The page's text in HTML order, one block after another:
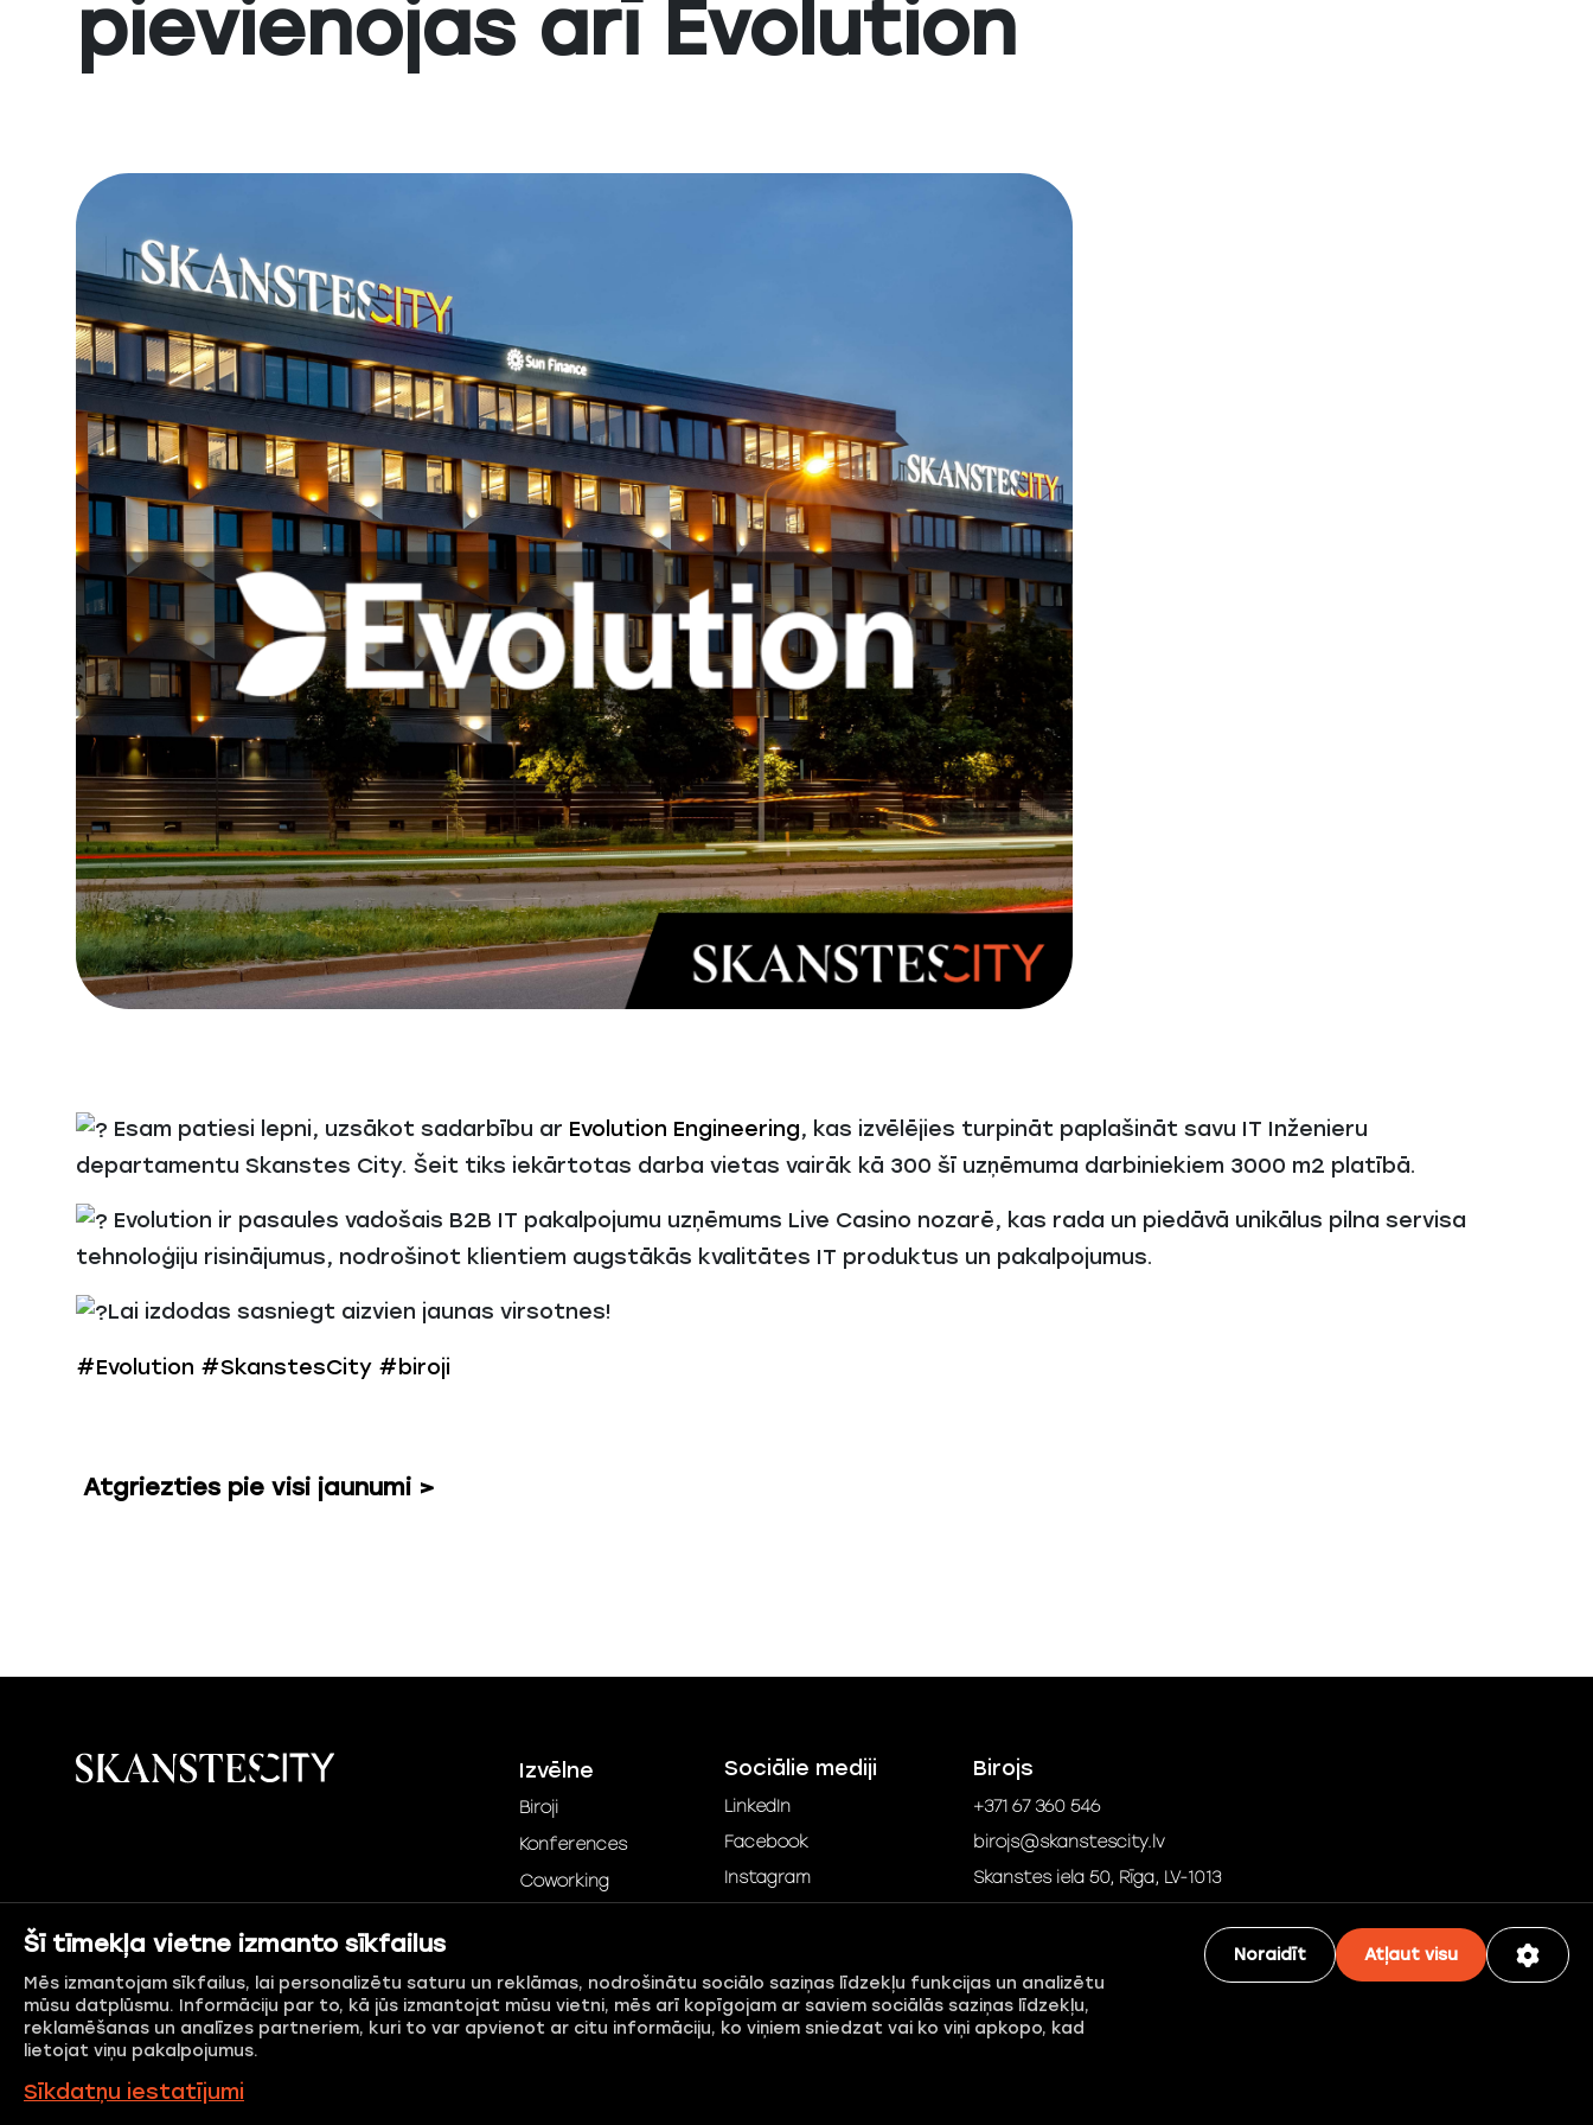
Šī tīmekļa vietne izmanto sīkfailus
Mēs izmantojam sīkfailus, lai personalizētu saturu un reklāmas, nodrošinātu sociālo saziņas līdzekļu funkcijas un analizētu
mūsu datplūsmu. Informāciju par to, kā jūs izmantojat mūsu vietni, mēs arī kopīgojam ar saviem sociālās saziņas līdzekļu,
reklamēšanas un analīzes partneriem, kuri to var apvienot ar citu informāciju, ko viņiem sniedzat vai ko viņi apkopo, kad
lietojat viņu pakalpojumus.
Sīkdatņu iestatījumi
Noraidīt Atļaut visu
pievienojas arī Evolution
Esam patiesi lepni, uzsākot sadarbību ar Evolution Engineering, kas izvēlējies turpināt paplašināt savu IT Inženieru
departamentu Skanstes City. Šeit tiks iekārtotas darba vietas vairāk kā 300 šī uzņēmuma darbiniekiem 3000 m2 platībā.
Evolution ir pasaules vadošais B2B IT pakalpojumu uzņēmums Live Casino nozarē, kas rada un piedāvā unikālus pilna servisa
tehnoloģiju risinājumus, nodrošinot klientiem augstākās kvalitātes IT produktus un pakalpojumus.
Lai izdodas sasniegt aizvien jaunas virsotnes!
#Evolution #SkanstesCity #biroji
Atgriezties pie visi jaunumi >
Izvēlne
Biroji
Konferences
Coworking
Kontakti
Sociālie mediji
LinkedIn
Facebook
Instagram
Birojs
+371 67 360 546
birojs@skanstescity.lv
Skanstes iela 50, Rīga, LV-1013